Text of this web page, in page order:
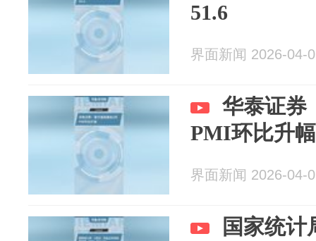
51.6
界面新闻 2026-04-
华泰证券
PMI环比升幅
界面新闻 2026-04-
国家统计